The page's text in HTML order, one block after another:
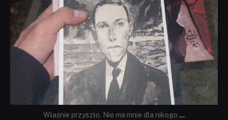
Właśnie przyszło. Nie ma mnie dla nikogo ...